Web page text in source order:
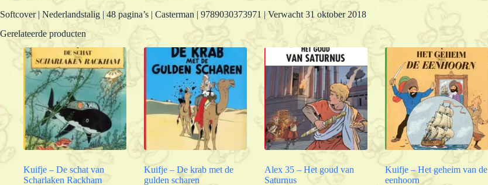
Softcover | Nederlandstalig | 48 pagina’s | Casterman | 9789030373971 | Verwacht 31 oktober 2018
Gerelateerde producten
Kuifje – De schat van
Scharlaken Rackham
Kuifje – De krab met de
gulden scharen
Alex 35 – Het goud van
Saturnus
Kuifje – Het geheim van de
eenhoorn